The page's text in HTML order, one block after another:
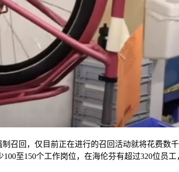
召回，仅目前正在进行的召回活动就将花费数
100至150个工作岗位，在海伦芬有超过320位员工